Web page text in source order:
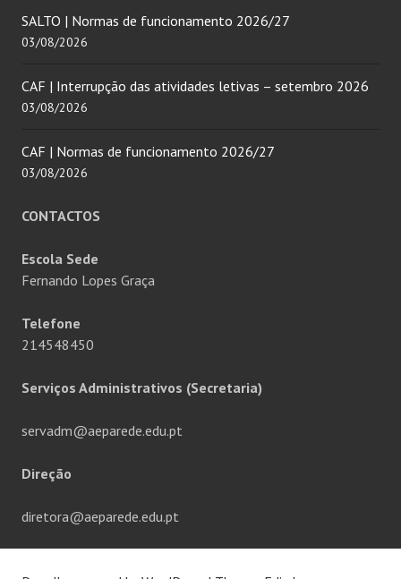
SALTO | Normas de funcionamento 2026/27
03/08/2026
CAF | Interrupção das atividades letivas – setembro 2026
03/08/2026
CAF | Normas de funcionamento 2026/27
03/08/2026
CONTACTOS
Escola Sede
Fernando Lopes Graça
Telefone
214548450
Serviços Administrativos (Secretaria)
servadm@aeparede.edu.pt
Direção
diretora@aeparede.edu.pt